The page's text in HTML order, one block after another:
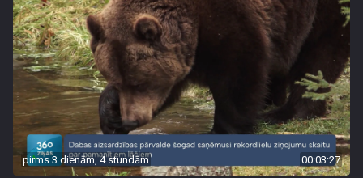
pirms 3 dienām, 4 stundām 00:03:27